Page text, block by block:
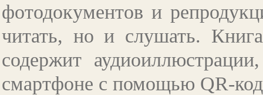
фотодокументов и
читать, но и слушать.
содержит
смартфоне с помощью QR-